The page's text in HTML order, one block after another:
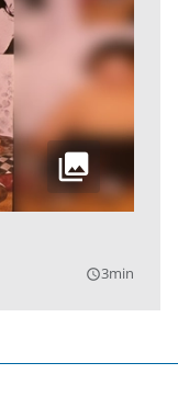
query_builder3min